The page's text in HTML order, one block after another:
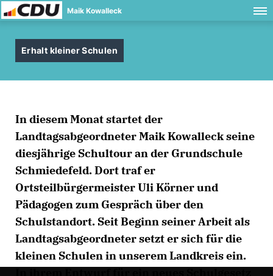
Maik Kowalleck
Erhalt kleiner Schulen
In diesem Monat startet der
Landtagsabgeordneter Maik Kowalleck seine
diesjährige Schultour an der Grundschule
Schmiedefeld. Dort traf er
Ortsteilbürgermeister Uli Körner und
Pädagogen zum Gespräch über den
Schulstandort. Seit Beginn seiner Arbeit als
Landtagsabgeordneter setzt er sich für die
kleinen Schulen in unserem Landkreis ein.